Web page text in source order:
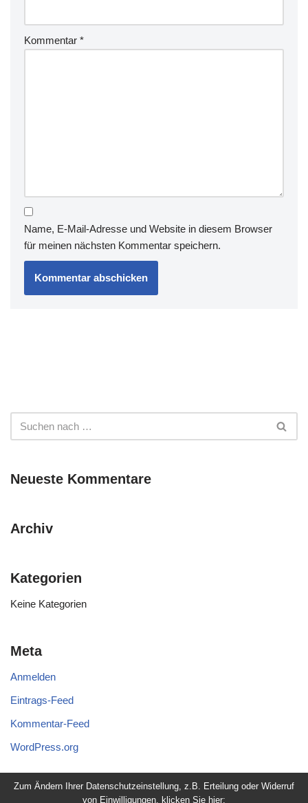
Kommentar *
Name, E-Mail-Adresse und Website in diesem Browser
für meinen nächsten Kommentar speichern.
Neueste Kommentare
Archiv
Kategorien
Keine Kategorien
Meta
Anmelden
Eintrags-Feed
Kommentar-Feed
WordPress.org
Zum Ändern Ihrer Datenschutzeinstellung, z.B. Erteilung oder Widerruf
von Einwilligungen, klicken Sie hier: